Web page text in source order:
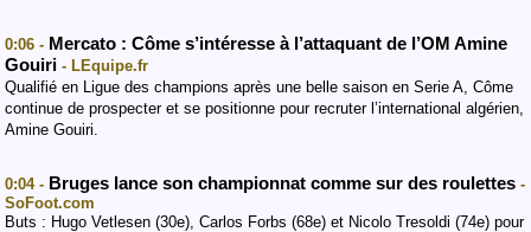
0:06 - Mercato : Côme s’intéresse à l’attaquant de l’OM Amine
Gouiri - LEquipe.fr
Qualifié en Ligue des champions après une belle saison en Serie A, Côme
continue de prospecter et se positionne pour recruter l’international algérien,
Amine Gouiri.
0:04 - Bruges lance son championnat comme sur des roulettes -
SoFoot.com
Buts : Hugo Vetlesen (30e), Carlos Forbs (68e) et Nicolo Tresoldi (74e) pour